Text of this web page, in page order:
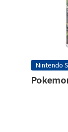
Nintendo